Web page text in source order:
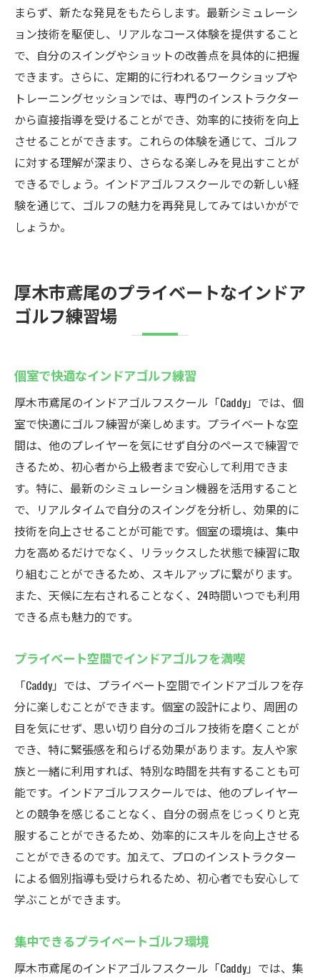
まらず、新たな発見をもたらします。最新シミュレーシ
ョン技術を駆使し、リアルなコース体験を提供すること
で、自分のスイングやショットの改善点を具体的に把握
できます。さらに、定期的に行われるワークショップや
トレーニングセッションでは、専門のインストラクター
から直接指導を受けることができ、効率的に技術を向上
させることができます。これらの体験を通じて、ゴルフ
に対する理解が深まり、さらなる楽しみを見出すことが
できるでしょう。インドアゴルフスクールでの新しい経
験を通じて、ゴルフの魅力を再発見してみてはいかがで
しょうか。
厚木市鳶尾のプライベートなインドア
ゴルフ練習場
個室で快適なインドアゴルフ練習
厚木市鳶尾のインドアゴルフスクール「Caddy」では、個
室で快適にゴルフ練習が楽しめます。プライベートな空
間は、他のプレイヤーを気にせず自分のペースで練習で
きるため、初心者から上級者まで安心して利用できま
す。特に、最新のシミュレーション機器を活用すること
で、リアルタイムで自分のスイングを分析し、効果的に
技術を向上させることが可能です。個室の環境は、集中
力を高めるだけでなく、リラックスした状態で練習に取
り組むことができるため、スキルアップに繋がります。
また、天候に左右されることなく、24時間いつでも利用
できる点も魅力的です。
プライベート空間でインドアゴルフを満喫
「Caddy」では、プライベート空間でインドアゴルフを存
分に楽しむことができます。個室の設計により、周囲の
目を気にせず、思い切り自分のゴルフ技術を磨くことが
でき、特に緊張感を和らげる効果があります。友人や家
族と一緒に利用すれば、特別な時間を共有することも可
能です。インドアゴルフスクールでは、他のプレイヤー
との競争を感じることなく、自分の弱点をじっくりと克
服することができるため、効率的にスキルを向上させる
ことができるのです。加えて、プロのインストラクター
による個別指導も受けられるため、初心者でも安心して
学ぶことができます。
集中できるプライベートゴルフ環境
厚木市鳶尾のインドアゴルフスクール「Caddy」では、集